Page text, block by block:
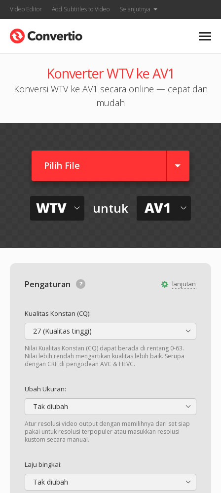
Video Editor Add Subtitles to Video Selanjutnya
Konverter WTV ke AV1
Konversi WTV ke AV1 secara online — cepat dan
mudah
Pilih File
WTV untuk AV1
lanjutan
Pengaturan
Kualitas Konstan (CQ):
27 (Kualitas tinggi)
Nilai Kualitas Konstan (CQ) dapat berada di rentang 0-63.
Nilai lebih rendah mengartikan kualitas lebih baik. Serupa
dengan CRF di pengodean AVC & HEVC.
Ubah Ukuran:
Tak diubah
Atur resolusi video output dengan memilihnya dari set siap
pakai untuk resolusi terpopuler atau masukkan resolusi
kustom secara manual.
Laju bingkai:
Tak diubah